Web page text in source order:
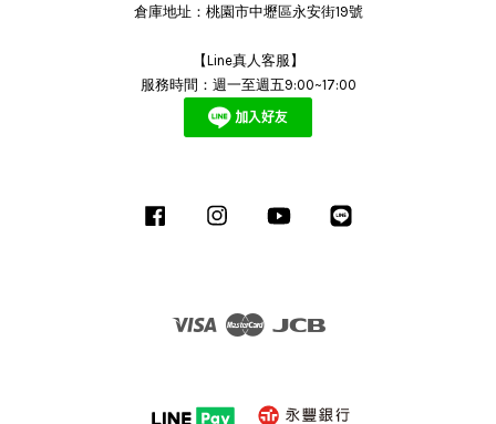
倉庫地址：桃園市中壢區永安街19號
【Line真人客服】
服務時間：週一至週五9:00~17:00
Facebook Instagram YouTube
Visa Master